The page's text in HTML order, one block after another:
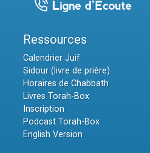
Ressources
Calendrier Juif
Sidour (livre de prière)
Horaires de Chabbath
Livres Torah-Box
Inscription
Podcast Torah-Box
English Version